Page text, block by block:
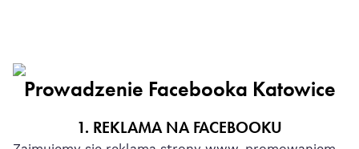
Prowadzenie Facebooka Katowice
1. REKLAMA NA FACEBOOKU